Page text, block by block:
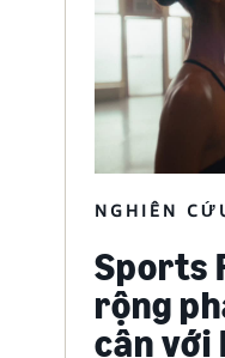
NGHIÊN
Sports
rộng
cận với